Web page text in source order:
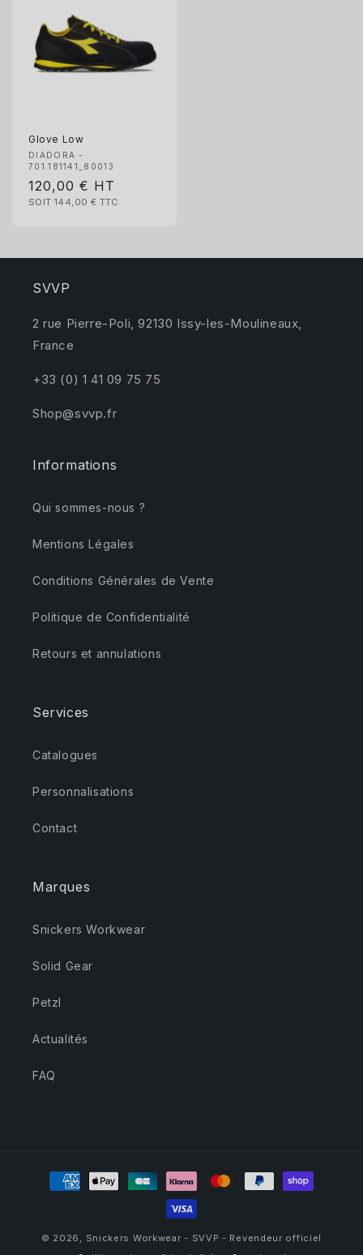
Glove Low
Fournisseur :
DIADORA -
701.181141_80013
Prix
habituel
120,00 € HT
SOIT 144,00 € TTC
SVVP
2 rue Pierre-Poli, 92130 Issy-les-Moulineaux,
France
+33 (0) 1 41 09 75 75
Shop@svvp.fr
Informations
Qui sommes-nous ?
Mentions Légales
Conditions Générales de Vente
Politique de Confidentialité
Retours et annulations
Services
Catalogues
Personnalisations
Contact
Marques
Snickers Workwear
Solid Gear
Petzl
Actualités
FAQ
Moyens
© 2026, Snickers Workwear - SVVP - Revendeur officiel